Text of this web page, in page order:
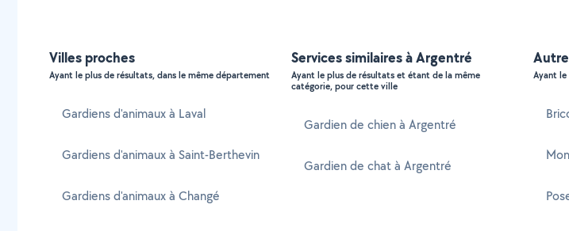
Villes proches
Ayant le plus de résultats, dans le même département
Gardiens d'animaux à Laval
Gardiens d'animaux à Saint-Berthevin
Gardiens d'animaux à Changé
Services similaires à Argentré
Ayant le plus de résultats et étant de la même
catégorie, pour cette ville
Gardien de chien à Argentré
Gardien de chat à Argentré
Ayant